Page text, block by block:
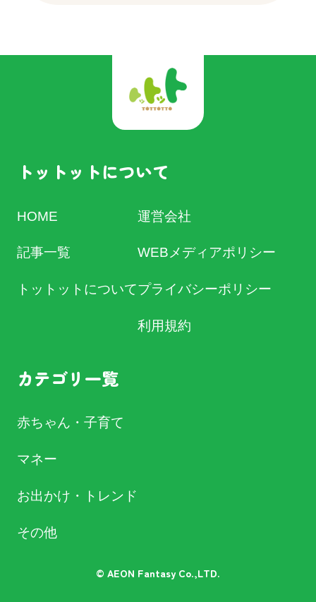
トットットについて
HOME
記事一覧
トットットについて
運営会社
WEBメディアポリシー
プライバシーポリシー
利用規約
カテゴリ一覧
赤ちゃん・子育て
マネー
お出かけ・トレンド
その他
© AEON Fantasy Co.,LTD.